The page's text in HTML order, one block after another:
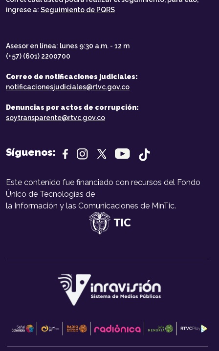
ingrese a: Seguimiento de PQRS
Asesor en línea: lunes 9:30 a.m. - 12 m
(+57) (601) 2200700
Correo de notificaciones judiciales:
notificacionesjudiciales@rtvc.gov.co
Denuncias por actos de corrupción:
soytransparente@rtvc.gov.co
Síguenos:
Este contenido fue financiado con recursos del Fondo
Único de Tecnologías de
la Información y las Comunicaciones de MinTic.